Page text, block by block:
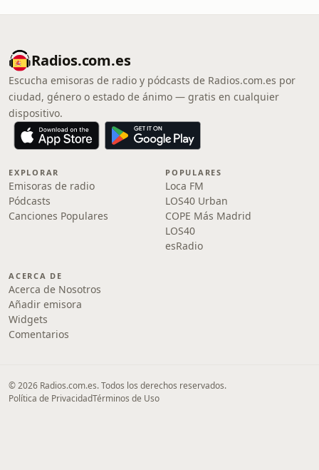
Radios.com.es
Escucha emisoras de radio y pódcasts de Radios.com.es por
ciudad, género o estado de ánimo — gratis en cualquier
dispositivo.
EXPLORAR
Emisoras de radio
Pódcasts
Canciones Populares
POPULARES
Loca FM
LOS40 Urban
COPE Más Madrid
LOS40
esRadio
ACERCA DE
Acerca de Nosotros
Añadir emisora
Widgets
Comentarios
© 2026 Radios.com.es. Todos los derechos reservados.
Política de PrivacidadTérminos de Uso